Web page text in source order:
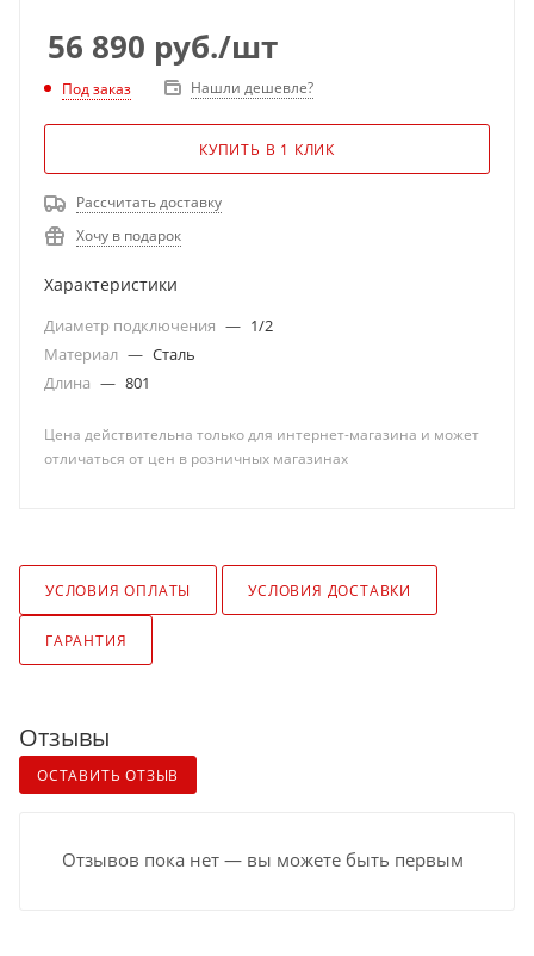
56 890 руб./шт
Под заказ Нашли дешевле?
КУПИТЬ В 1 КЛИК
Рассчитать доставку
Хочу в подарок
Характеристики
Диаметр подключения — 1/2
Материал — Сталь
Длина — 801
Цена действительна только для интернет-магазина и может
отличаться от цен в розничных магазинах
УСЛОВИЯ ОПЛАТЫ УСЛОВИЯ ДОСТАВКИ
ГАРАНТИЯ
Отзывы
ОСТАВИТЬ ОТЗЫВ
Отзывов пока нет — вы можете быть первым